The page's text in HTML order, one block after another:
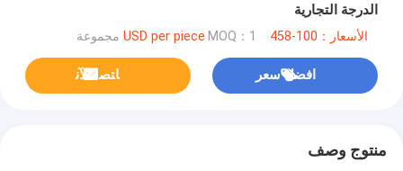
الدرجة التجارية
الأسعار：100-458 USD per piece MOQ：1 مجموعة
افضل سعر ﺎﺘﺼﻟ ﺍﻶﻧ
منتوج وصف